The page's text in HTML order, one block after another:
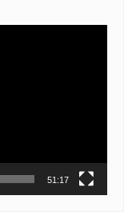
51:17